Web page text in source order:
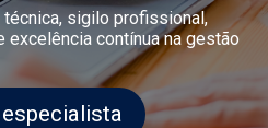
sigilo profissional,
contínua na gestão